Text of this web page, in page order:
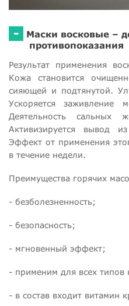
-
Маски восковые –
противопоказания
Результат применения
Кожа становится
сияющей и подтянутой.
Ускоряется
Деятельность сальных
Активизируется вывод
Эффект от применения
в течение недели.
Преимущества горячих
- безболезненность;
- безопасность;
- мгновенный эффект;
- применим для всех типов
- в состав входит витамин